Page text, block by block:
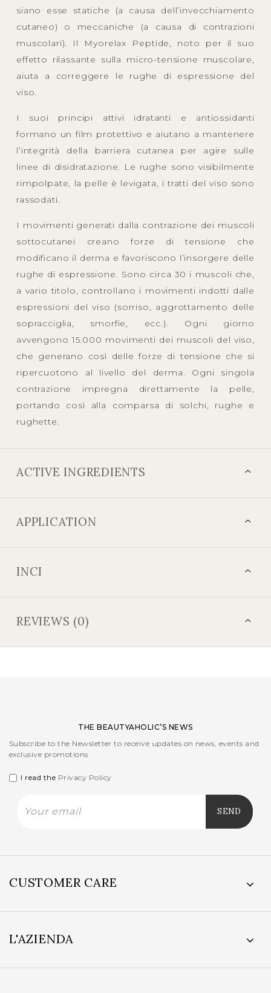
siano esse statiche (a causa dell’invecchiamento
cutaneo) o meccaniche (a causa di contrazioni
muscolari). Il Myorelax Peptide, noto per il suo
effetto rilassante sulla micro-tensione muscolare,
aiuta a correggere le rughe di espressione del
viso.
I suoi principi attivi idratanti e antiossidanti
formano un film protettivo e aiutano a mantenere
l’integrità della barriera cutanea per agire sulle
linee di disidratazione. Le rughe sono visibilmente
rimpolpate, la pelle è levigata, i tratti del viso sono
rassodati.
I movimenti generati dalla contrazione dei muscoli
sottocutanei creano forze di tensione che
modificano il derma e favoriscono l’insorgere delle
rughe di espressione. Sono circa 30 i muscoli che,
a vario titolo, controllano i movimenti indotti dalle
espressioni del viso (sorriso, aggrottamento delle
sopracciglia, smorfie, ecc.). Ogni giorno
avvengono 15.000 movimenti dei muscoli del viso,
che generano così delle forze di tensione che si
ripercuotono al livello del derma. Ogni singola
contrazione impregna direttamente la pelle,
portando così alla comparsa di solchi, rughe e
rughette.
ACTIVE INGREDIENTS
APPLICATION
INCI
REVIEWS (0)
THE BEAUTYAHOLIC’S NEWS
Subscribe to the Newsletter to receive updates on news, events and
exclusive promotions
I read the Privacy Policy
CUSTOMER CARE
L'AZIENDA